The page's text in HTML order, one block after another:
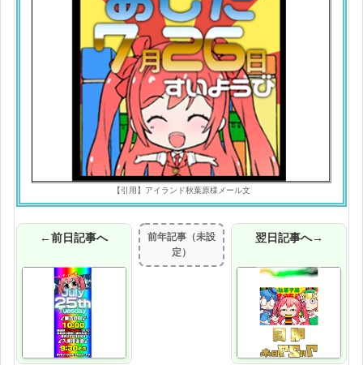
【引用】アイランド秋葉原様メール文
←前日記事へ
前年記事（未設
定）
翌日記事へ→